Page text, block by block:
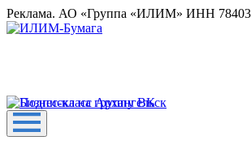
Реклама. АО «Группа «ИЛИМ» ИНН